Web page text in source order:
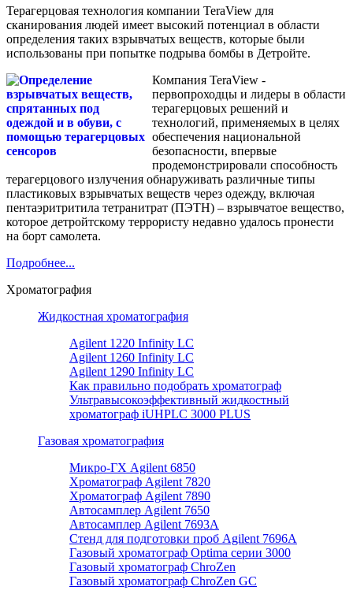
Терагерцовая технология компании TeraView для
сканирования людей имеет высокий потенциал в области
определения таких взрывчатых веществ, которые были
использованы при попытке подрыва бомбы в Детройте.
Компания TeraView -
первопроходцы и лидеры в области
терагерцовых решений и
технологий, применяемых в целях
обеспечения национальной
безопасности, впервые
продемонстрировали способность
терагерцового излучения обнаруживать различные типы
пластиковых взрывчатых веществ через одежду, включая
пентаэритритила тетранитрат (ПЭТН) – взрывчатое вещество,
которое детройтскому террористу недавно удалось пронести
на борт самолета.
Подробнее...
Хроматография
Жидкостная хроматография
Agilent 1220 Infinity LC
Agilent 1260 Infinity LC
Agilent 1290 Infinity LC
Как правильно подобрать хроматограф
Ультравысокоэффективный жидкостный
хроматограф iUHPLC 3000 PLUS
Газовая хроматография
Микро-ГХ Agilent 6850
Хроматограф Agilent 7820
Хроматограф Agilent 7890
Автосамплер Agilent 7650
Автосамплер Agilent 7693A
Стенд для подготовки проб Agilent 7696А
Газовый хроматограф Optima серии 3000
Газовый хроматограф ChroZen
Газовый хроматограф ChroZen GC